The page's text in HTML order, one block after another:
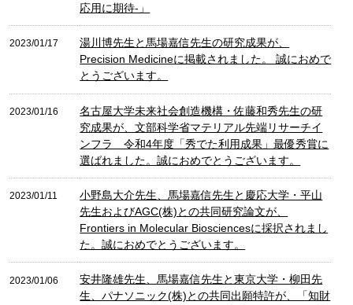
応用に期待-」
2023/01/17
湯川博先生と馬場嘉信先生の研究成果が、
Precision Medicineに掲載されました。 誠におめで
とうございます。
2023/01/16
名古屋大学未来社会創造機構・佐藤和秀先生の研
究成果が、文部科学省マテリアル先端リサーチイ
ンフラ 令和4年度「秀でた利用成果」最優秀賞に
選ばれました。誠におめでとうございます。
2023/01/11
小野島大介先生、馬場嘉信先生と慶応大学・平山
先生およびAGC(株)との共同研究論文が、
Frontiers in Molecular Biosciencesに採択されまし
た。誠におめでとうございます。
2023/01/06
安井隆雄先生、馬場嘉信先生と東京大学・柳田先
生、パナソニック(株)との共同出願特許が、「知財